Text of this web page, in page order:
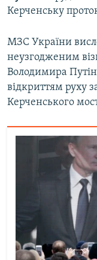
Керченську
МЗС України
неузгодженим
Володимира
відкриттям руху
Керченського